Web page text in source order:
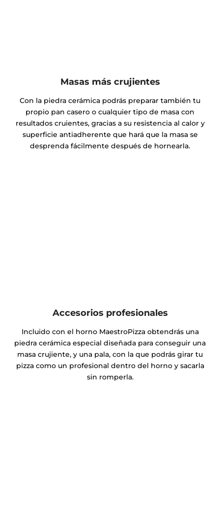
Masas más crujientes
Con la piedra cerámica podrás preparar también tu
propio pan casero o cualquier tipo de masa con
resultados cruientes, gracias a su resistencia al calor y
superficie antiadherente que hará que la masa se
desprenda fácilmente después de hornearla.
Accesorios profesionales
Incluido con el horno MaestroPizza obtendrás una
piedra cerámica especial diseñada para conseguir una
masa crujiente, y una pala, con la que podrás girar tu
pizza como un profesional dentro del horno y sacarla
sin romperla.